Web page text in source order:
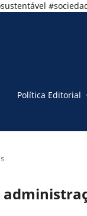
Política Editorial